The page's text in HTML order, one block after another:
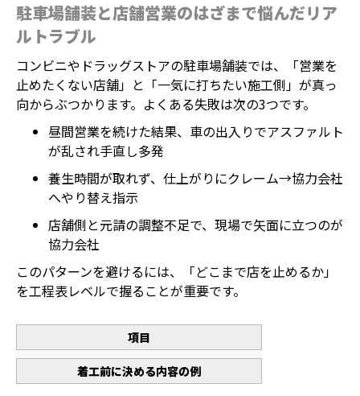
駐車場舗装と店舗営業のはざまで悩んだリア
ルトラブル
コンビニやドラッグストアの駐車場舗装では、「営業を
止めたくない店舗」と「一気に打ちたい施工側」が真っ
向からぶつかります。よくある失敗は次の3つです。
昼間営業を続けた結果、車の出入りでアスファルト
が乱され手直し多発
養生時間が取れず、仕上がりにクレーム→協力会社
へやり替え指示
店舗側と元請の調整不足で、現場で矢面に立つのが
協力会社
このパターンを避けるには、「どこまで店を止めるか」
を工程表レベルで握ることが重要です。
項目
着工前に決める内容の例